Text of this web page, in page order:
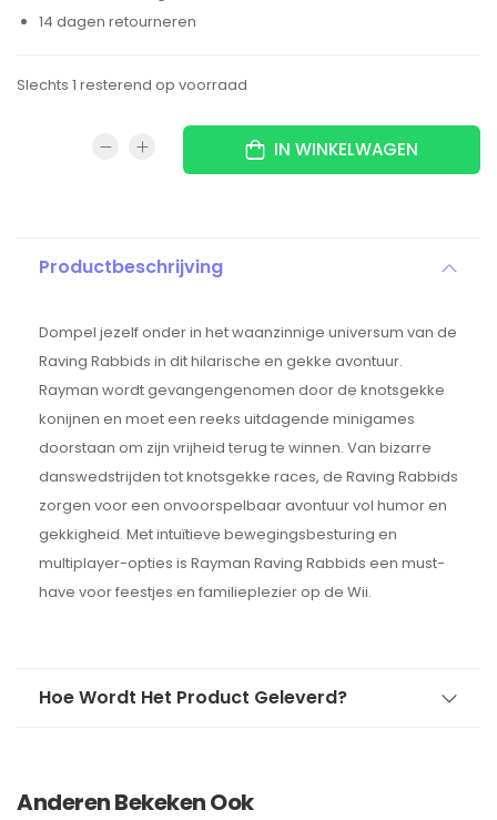
14 dagen retourneren
Slechts 1 resterend op voorraad
IN WINKELWAGEN
Productbeschrijving
Dompel jezelf onder in het waanzinnige universum van de
Raving Rabbids in dit hilarische en gekke avontuur.
Rayman wordt gevangengenomen door de knotsgekke
konijnen en moet een reeks uitdagende minigames
doorstaan om zijn vrijheid terug te winnen. Van bizarre
danswedstrijden tot knotsgekke races, de Raving Rabbids
zorgen voor een onvoorspelbaar avontuur vol humor en
gekkigheid. Met intuïtieve bewegingsbesturing en
multiplayer-opties is Rayman Raving Rabbids een must-
have voor feestjes en familieplezier op de Wii.
Hoe Wordt Het Product Geleverd?
Anderen Bekeken Ook